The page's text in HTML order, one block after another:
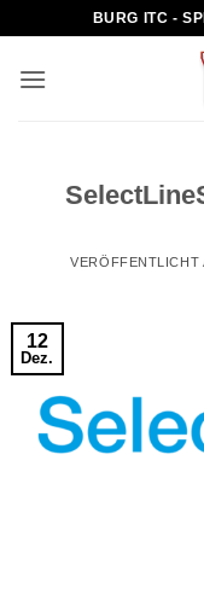
springen
BURG ITC -
VERÖFFENTLICHT
12
Dez.